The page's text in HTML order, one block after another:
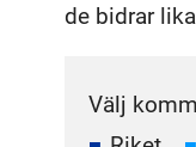
de bidrar
Välj